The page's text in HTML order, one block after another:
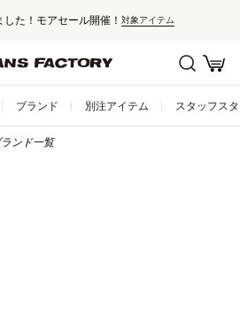
た！モアセール開催！ 対象アイテム
ブランド 別注アイテム スタッフス
ランド一覧